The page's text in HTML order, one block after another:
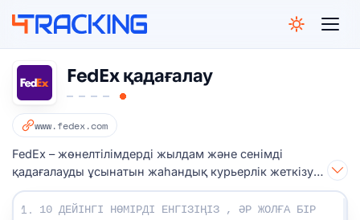
FedEx қадағалау
www.fedex.com
FedEx – жөнелтілімдерді жылдам және сенімді
қадағалауды ұсынатын жаһандық курьерлік жеткізу
қызметтері компаниясы.
Бақылау нөмірлеріңізді енгізіңіз:
1.